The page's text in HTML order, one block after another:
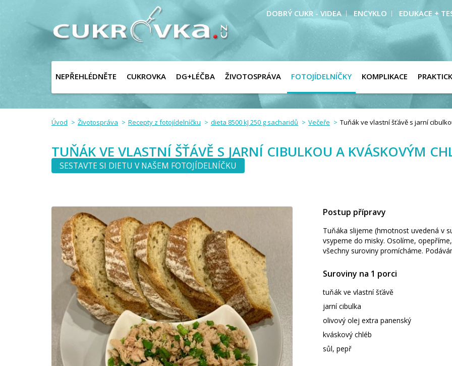
DOBRÝ CUKR - VIDEA ENCYKLO EDUKACE +
NEPŘEHLÉDNĚTE CUKROVKA DG+LÉČBA ŽIVOTOSPRÁVA FOTOJÍDELNÍČKY KOMPLIKACE
Úvod Životospráva Recepty z fotojídelníčku dieta 8500 kJ 250 g sacharidů Večeře Tuňák ve vlastní šťávě s jarní
TUŇÁK VE VLASTNÍ ŠŤÁVĚ S JARNÍ CIBULKOU A KVÁSKOVÝM
SESTAVTE SI DIETU V NAŠEM FOTOJÍDELNÍČKU
Postup přípravy
Tuňáka slijeme (hmotnost uvedená v
vsypeme do misky. Osolíme,
všechny suroviny promícháme.
Suroviny na 1 porci
tuňák ve vlastní šťávě
jarní cibulka
olivový olej extra panenský
kváskový chléb
sůl, pepř